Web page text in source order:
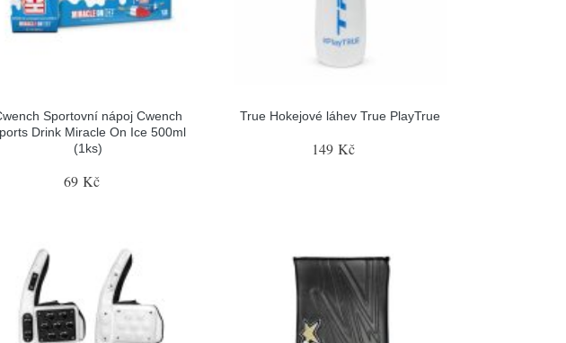
Sportovní nápoj Cwench
Drink Miracle On Ice 500ml
(1ks)
69 Kč
True Hokejové láhev True PlayTrue
149 Kč